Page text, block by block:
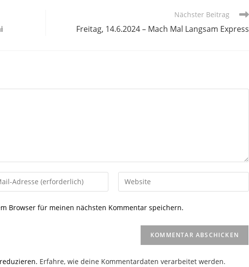
Nächster Beitrag
Freitag, 14.6.2024 – Mach Mal Langsam Express
Gib
deine
Browser für meinen nächsten Kommentar speichern.
Erfahre, wie deine Kommentardaten verarbeitet werden.